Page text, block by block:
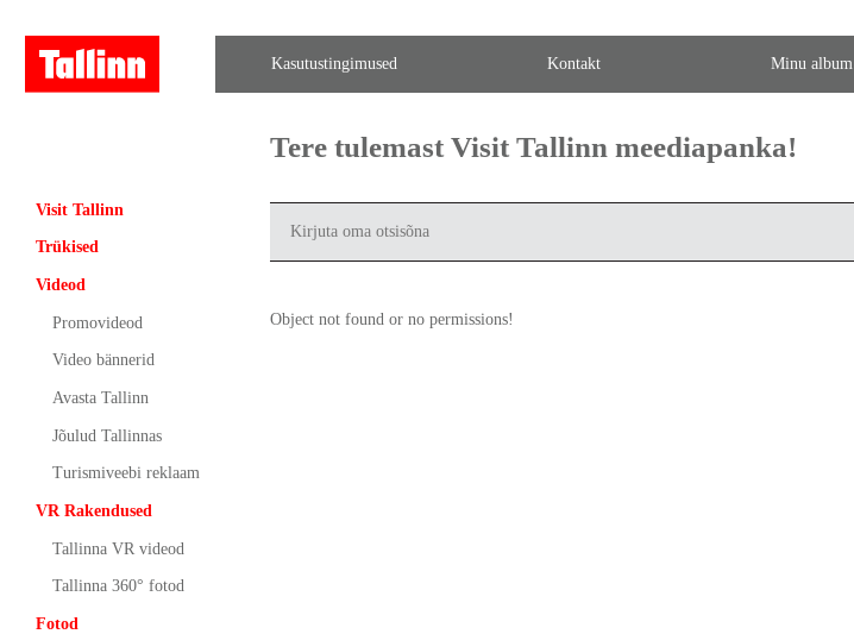
Kasutustingimused Kontakt Minu album
Visit Tallinn
Trükised
Videod
Promovideod
Video bännerid
Avasta Tallinn
Jõulud Tallinnas
Turismiveebi reklaam
VR Rakendused
Tallinna VR videod
Tallinna 360° fotod
Fotod
Tere tulemast Visit Tallinn meediapanka!
Object not found or no permissions!